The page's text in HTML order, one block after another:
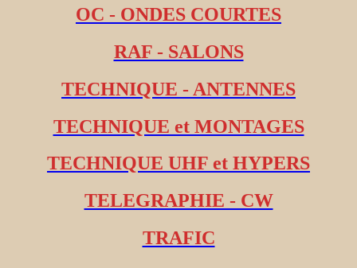
OC - ONDES COURTES
RAF - SALONS
TECHNIQUE - ANTENNES
TECHNIQUE et MONTAGES
TECHNIQUE UHF et HYPERS
TELEGRAPHIE - CW
TRAFIC